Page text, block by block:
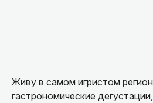
Живу в самом игристом
гастрономические